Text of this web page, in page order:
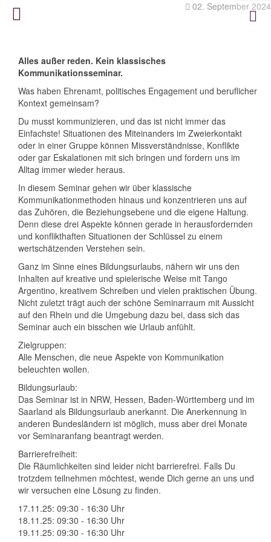
02. September 2024
Alles außer reden. Kein klassisches
Kommunikationsseminar.
Was haben Ehrenamt, politisches Engagement und beruflicher
Kontext gemeinsam?
Du musst kommunizieren, und das ist nicht immer das
Einfachste! Situationen des Miteinanders im Zweierkontakt
oder in einer Gruppe können Missverständnisse, Konflikte
oder gar Eskalationen mit sich bringen und fordern uns im
Alltag immer wieder heraus.
In diesem Seminar gehen wir über klassische
Kommunikationmethoden hinaus und konzentrieren uns auf
das Zuhören, die Beziehungsebene und die eigene Haltung.
Denn diese drei Aspekte können gerade in herausfordernden
und konflikthaften Situationen der Schlüssel zu einem
wertschätzenden Verstehen sein.
Ganz im Sinne eines Bildungsurlaubs, nähern wir uns den
Inhalten auf kreative und spielerische Weise mit Tango
Argentino, kreativem Schreiben und vielen praktischen Übung.
Nicht zuletzt trägt auch der schöne Seminarraum mit Aussicht
auf den Rhein und die Umgebung dazu bei, dass sich das
Seminar auch ein bisschen wie Urlaub anfühlt.
Zielgruppen:
Alle Menschen, die neue Aspekte von Kommunikation
beleuchten wollen.
Bildungsurlaub:
Das Seminar ist in NRW, Hessen, Baden-Württemberg und im
Saarland als Bildungsurlaub anerkannt. Die Anerkennung in
anderen Bundesländern ist möglich, muss aber drei Monate
vor Seminaranfang beantragt werden.
Barrierefreiheit:
Die Räumlichkeiten sind leider nicht barrierefrei. Falls Du
trotzdem teilnehmen möchtest, wende Dich gerne an uns und
wir versuchen eine Lösung zu finden.
17.11.25: 09:30 - 16:30 Uhr
18.11.25: 09:30 - 16:30 Uhr
19.11.25: 09:30 - 16:30 Uhr